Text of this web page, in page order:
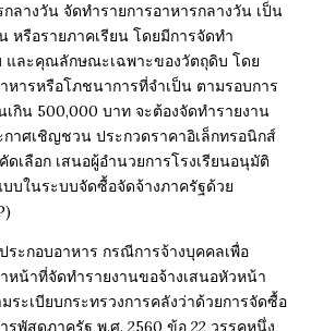
ลางวัน จัดทำรายการอาหารกลางวัน เป็น
หรือรายภาคเรียน โดยมีการจัดทำ
และคุณลักษณะเฉพาะของวัตถุดิบ โดย
หารหรือโภชนาการที่จำเป็น ตามรอบการ
เกิน 500,000 บาท จะต้องจัดทำรายงาน
าศเชิญชวน ประกวดราคาอิเล็กทรอนิกส์
เลือก เสนอผู้อำนวยการโรงเรียนอนุมัติ
บในระบบจัดซื้อจัดจ้างภาครัฐด้วย
ระกอบอาหาร กรณีการจ้างบุคคลเพื่อ
หน้าที่จัดทำรายงานขอจ้างเสนอหัวหน้า
ระเบียบกระทรวงการคลังว่าด้วยการจัดซื้อ
รพัสดุภาครัฐ พ.ศ. 2560 ข้อ 22 วรรคหนึ่ง